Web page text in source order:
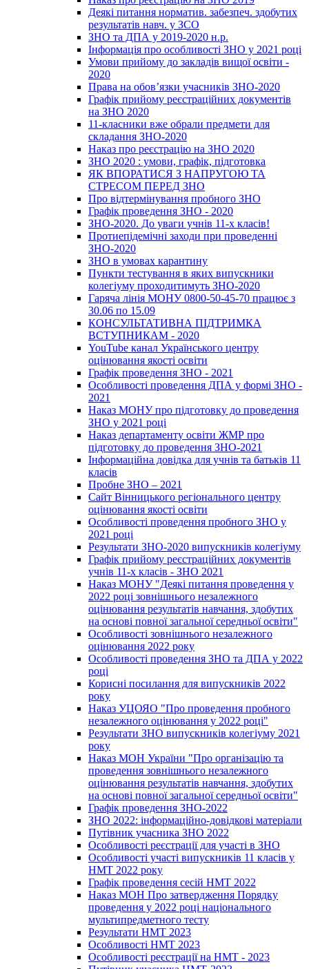
Деякі питання норматив. забезпеч. здобутих
результатів навч. у ЗСО
ЗНО та ДПА у 2019-2020 н.р.
Інформація про особливості ЗНО у 2021 році
Умови прийому до закладів вищої освіти -
2020
Права на обов’язки учасників ЗНО-2020
Графік прийому реєстраційних документів
на ЗНО 2020
11-класники вже обрали предмети для
складання ЗНО-2020
Наказ про реєстрацію на ЗНО 2020
ЗНО 2020 : умови, графік, підготовка
ЯК ВПОРАТИСЯ З НАПРУГОЮ ТА
СТРЕСОМ ПЕРЕД ЗНО
Про відтермінування пробного ЗНО
Графік проведення ЗНО - 2020
ЗНО-2020. До уваги учнів 11-х класів!
Протиепідемічні заходи при проведенні
ЗНО-2020
ЗНО в умовах карантину
Пункти тестування в яких випускники
колегіуму проходитимуть ЗНО-2020
Гаряча лінія МОНУ 0800-50-45-70 працює з
30.06 по 15.09
КОНСУЛЬТАТИВНА ПІДТРИМКА
ВСТУПНИКАМ - 2020
YouTube канал Українського центру
оцінювання якості освіти
Графік проведення ЗНО - 2021
Особливості проведення ДПА у формі ЗНО -
2021
Наказ МОНУ про підготовку до проведення
ЗНО у 2021 році
Наказ департаменту освіти ЖМР про
підготовку до проведення ЗНО-2021
Інформаційна довідка для учнів та батьків 11
класів
Пробне ЗНО – 2021
Сайт Вінницького регіонального центру
оцінювання якості освіти
Особливості проведення пробного ЗНО у
2021 році
Результати ЗНО-2020 випускників колегіуму
Графік прийому реєстраційних документів
учнів 11-х класів - ЗНО 2021
Наказ МОНУ "Деякі питання проведення у
2022 році зовнішнього незалежного
оцінювання результатів навчання, здобутих
на основі повної загальної середньої освіти"
Особливості зовнішнього незалежного
оцінювання 2022 року
Особливості проведення ЗНО та ДПА у 2022
році
Корисні посилання для випускників 2022
року
Наказ УЦОЯО "Про проведення пробного
незалежного оцінювання у 2022 році"
Результати ЗНО випускників колегіуму 2021
року
Наказ МОН України "Про організацію та
проведення зовнішнього незалежного
оцінювання результатів навчання, здобутих
на основі повної загальної середньої освіти"
Графік проведення ЗНО-2022
ЗНО 2022: інформаційно-довідкові матеріали
Путівник учасника ЗНО 2022
Особливості реєстрації для участі в ЗНО
Особливості участі випускників 11 класів у
НМТ 2022 року
Графік проведення сесій НМТ 2022
Наказ МОН Про затвердження Порядку
проведення у 2022 році національного
мультипредметного тесту
Результати НМТ 2023
Особливості НМТ 2023
Особливості реєстрації на НМТ - 2023